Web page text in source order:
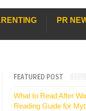
PR
FEATURED POST
What to Read After
Reading Guide for